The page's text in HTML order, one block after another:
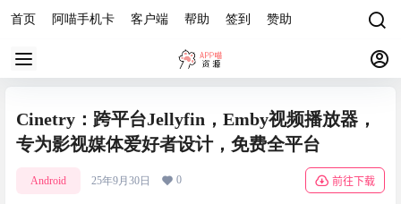
首页 阿喵手机卡 客户端 帮助 签到 赞助
Cinetry：跨平台Jellyfin，Emby视频播放器，
专为影视媒体爱好者设计，免费全平台
Android 25年9月30日 0 前往下载